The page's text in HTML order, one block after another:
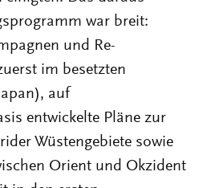
war breit:
und Re-
im besetzten
auf
entwickelte Pläne zur
Wüstengebiete sowie
Orient und Okzident